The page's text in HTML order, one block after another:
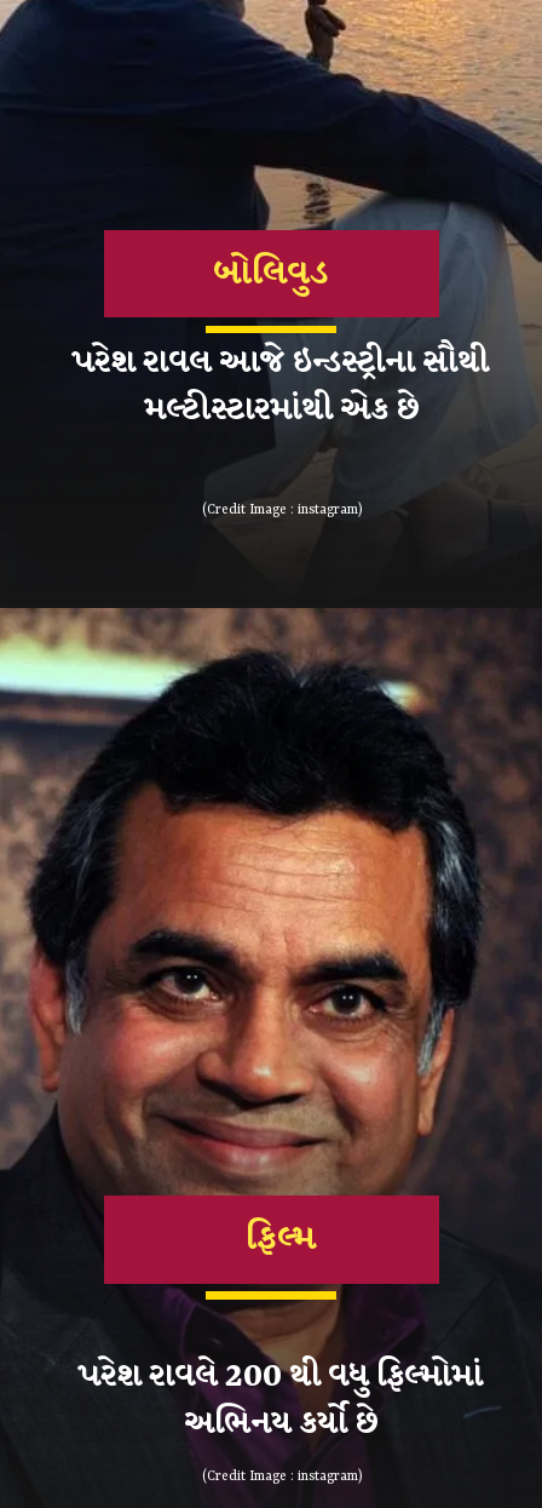
(Credit Image : instagram)
પરેશ રાવલ આજે ઇન્ડસ્ટ્રીના સૌથી
મલ્ટીસ્ટારમાંથી એક છે
બોલિવુડ
(Credit Image : instagram)
પરેશ રાવલે 200 થી વધુ ફિલ્મોમાં
અભિનય કર્યો છે
ફિલ્મ